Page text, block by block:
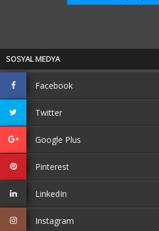
SOSYAL MEDYA
Facebook
Twitter
Google Plus
Pinterest
LinkedIn
Instagram